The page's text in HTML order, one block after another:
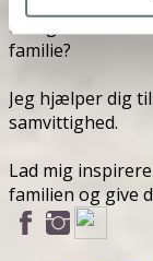
Mangler du
familie?
Jeg hjælper dig
samvittighed.
Lad mig
familien og give